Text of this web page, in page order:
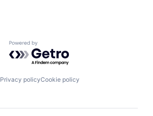
Powered by Getro.com
Privacy policyCookie policy